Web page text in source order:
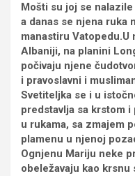
Mošti su joj se
a danas se njena ruka
manastiru Vatopedu.U
Albaniji, na planini
počivaju njene
i pravoslavni i
Svetiteljka se i u
predstavlja sa krstom
u rukama, sa zmajem
plamenu u njenoj
Ognjenu Mariju neke
obeležavaju kao krsnu